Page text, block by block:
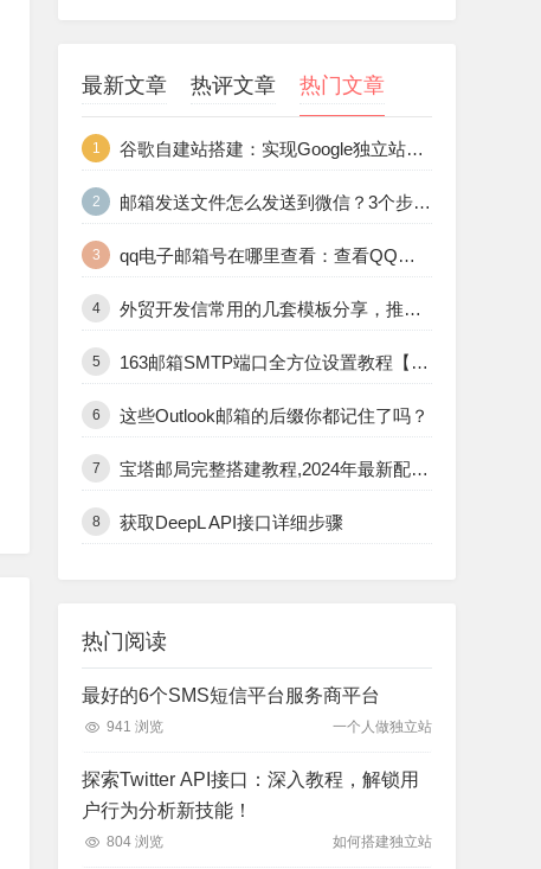
最新文章 热评文章 热门文章
1 谷歌自建站搭建：实现Google独立站的终极指南
2 邮箱发送文件怎么发送到微信？3个步骤教你实现
3 qq电子邮箱号在哪里查看：查看QQ邮箱号的6个最实用路径推荐
4 外贸开发信常用的几套模板分享，推荐10个英文开发信模板
5 163邮箱SMTP端口全方位设置教程【2023最新/图文讲解】
6 这些Outlook邮箱的后缀你都记住了吗？
7 宝塔邮局完整搭建教程,2024年最新配置解析!
8 获取DeepL API接口详细步骤
热门阅读
最好的6个SMS短信平台服务商平台
941 浏览 一个人做独立站
探索Twitter API接口：深入教程，解锁用
户行为分析新技能！
804 浏览 如何搭建独立站